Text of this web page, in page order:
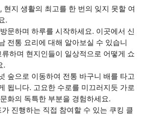
현지 생활의 최고를 한 번의 잊지 못할 여
.
문하며 하루를 시작하세요. 이곳에서 신
전통 요리에 대해 알아보실 수 있습니
하며 현지인들이 일상적으로 어떻게 쇼
.
숲으로 이동하여 전통 바구니 배를 타고
됩니다. 고요한 수로를 미끄러지듯 가로
화의 독특한 부분을 경험하세요.
진행하는 직접 참여할 수 있는 쿠킹 클